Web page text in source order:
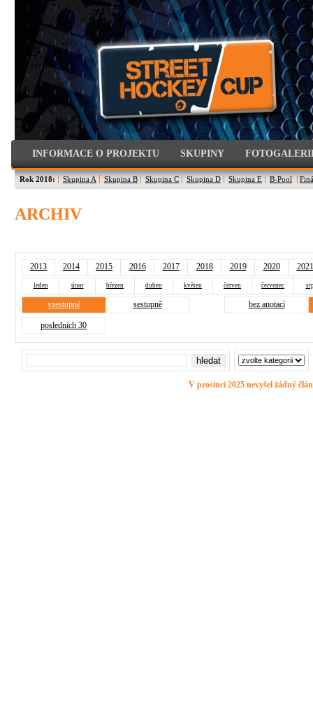
INFORMACE O PROJEKTU SKUPINY
Rok 2018: Skupina A Skupina B Skupina C Skupina D Skupina E B-Pool
ARCHIV
2013 2014 2015 2016 2017 2018 2019 2020 2021
leden únor březen duben květen červen červenec
vzestupně sestupně bez anotací
posledních 30
V prosinci 2025 nevyšel žádný